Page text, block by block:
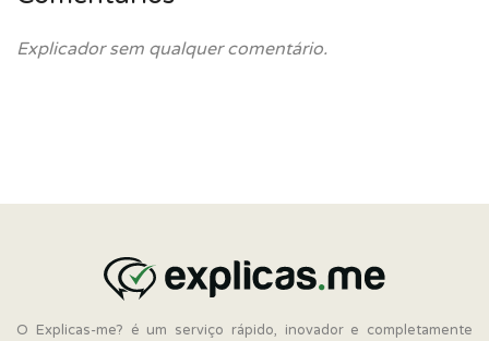
Explicador sem qualquer comentário.
O Explicas-me? é um serviço rápido, inovador e completamente